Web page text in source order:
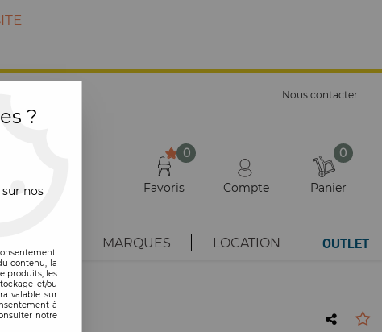
Nous contacter
0
Favoris Compte
0
Panier
MARQUES LOCATION OUTLET
?
nos
contenu, la
produits, les
et/ou
valable sur
à
notre